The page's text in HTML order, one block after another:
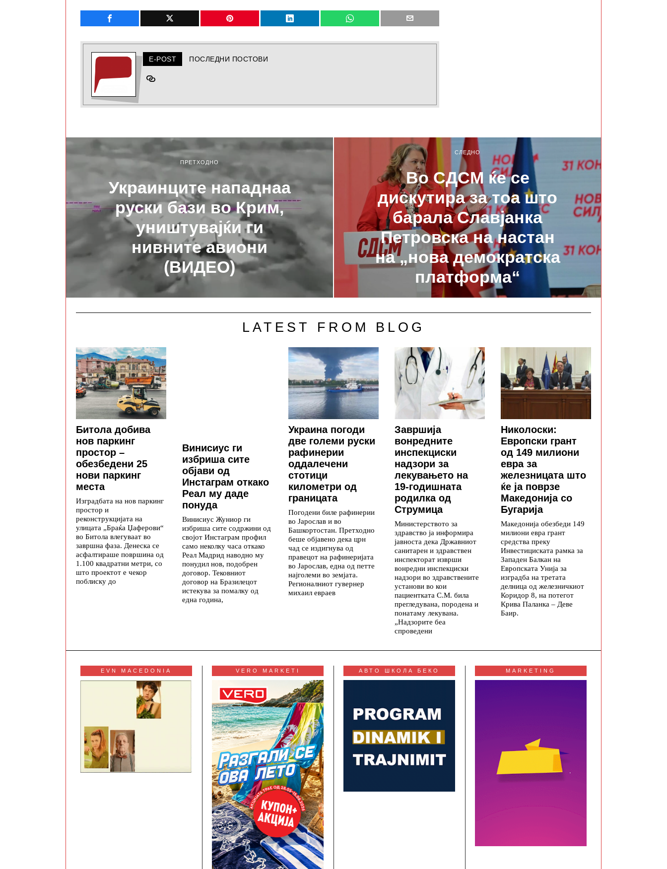
E-POST ПОСЛЕДНИ ПОСТОВИ
ПРЕТХОДНО
Украинците нападнаа
руски бази во Крим,
уништувајќи ги
нивните авиони
(ВИДЕО)
СЛЕДНО
Во СДСМ ќе се
дискутира за тоа што
барала Славјанка
Петровска на настан
на „нова демократска
платформа“
LATEST FROM BLOG
Битола добива
нов паркинг
простор –
обезбедени 25
нови паркинг
места
Изградбата на нов паркинг
простор и
реконструкцијата на
улицата „Браќа Џаферови“
во Битола влегуваат во
завршна фаза. Денеска се
асфалтираше површина од
1.100 квадратни метри, со
што проектот е чекор
поблиску до
Винисиус ги
избриша сите
објави од
Инстаграм откако
Реал му даде
понуда
Винисиус Жуниор ги
избриша сите содржини од
својот Инстаграм профил
само неколку часа откако
Реал Мадрид наводно му
понудил нов, подобрен
договор. Тековниот
договор на Бразилецот
истекува за помалку од
една година,
Украина погоди
две големи руски
рафинерии
оддалечени
стотици
километри од
границата
Погодени биле рафинерии
во Јарослав и во
Башкортостан. Претходно
беше објавено дека црн
чад се издигнува од
правецот на рафинеријата
во Јарослав, една од петте
најголеми во земјата.
Регионалниот гувернер
михаил евраев
Завршија
вонредните
инспекциски
надзори за
лекувањето на
19-годишната
родилка од
Струмица
Министерството за
здравство ја информира
јавноста дека Државниот
санитарен и здравствен
инспекторат изврши
вонредни инспекциски
надзори во здравствените
установи во кои
пациентката С.М. била
прегледувана, породена и
понатаму лекувана.
„Надзорите беа
спроведени
Николоски:
Европски грант
од 149 милиони
евра за
железницата што
ќе ја поврзе
Македонија со
Бугарија
Македонија обезбеди 149
милиони евра грант
средства преку
Инвестициската рамка за
Западен Балкан на
Европската Унија за
изградба на третата
делница од железничкиот
Коридор 8, на потегот
Крива Паланка – Деве
Баир.
EVN MACEDONIA VERO MARKETI АВТО ШКОЛА БЕКО MARKETING